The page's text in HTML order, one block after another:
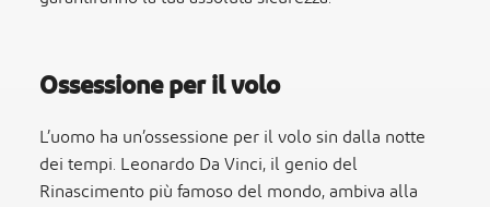
Ossessione per il volo
L’uomo ha un’ossessione per il volo sin dalla notte
dei tempi. Leonardo Da Vinci, il genio del
Rinascimento più famoso del mondo, ambiva alla